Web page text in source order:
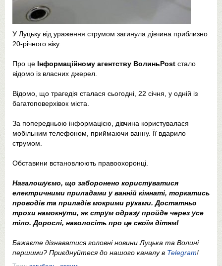
У Луцьку від ураження струмом загинула дівчина приблизно
20-річного віку.
Про це Інформаційному агентству ВолиньPost стало
відомо із власних джерел.
Відомо, що трагедія сталася сьогодні, 22 січня, у одній із
багатоповерхівок міста.
За попередньою інформацією, дівчина користувалася
мобільним телефоном, приймаючи ванну. Її вдарило
струмом.
Обставини встановлюють правоохоронці.
Нагалошуємо, що заборонено користуватися
електричними приладами у ванній кімнаті, торкатись
проводів та приладів мокрими руками. Достатньо
трохи намокнути, як струм одразу пройде через усе
тіло. Дорослі, наголосіть про це своїм дітям!
Бажаєте дізнаватися головні новини Луцька та Волині
першими? Приєднуйтеся до нашого каналу в Telegram!